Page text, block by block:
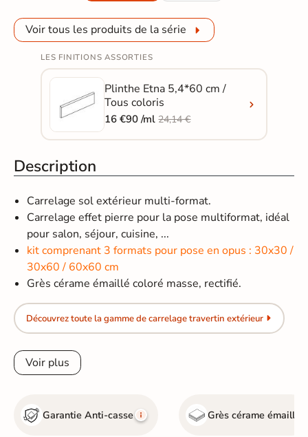
Voir tous les produits de la série
LES FINITIONS ASSORTIES
Plinthe Etna 5,4*60 cm /
Tous coloris
16 €90 /ml24,14 €
Description
Carrelage sol extérieur multi-format.
Carrelage effet pierre pour la pose multiformat, idéal
pour salon, séjour, cuisine, ...
kit comprenant 3 formats pour pose en opus : 30x30 /
30x60 / 60x60 cm
Grès cérame émaillé coloré masse, rectifié.
Découvrez toute la gamme de carrelage travertin extérieur
Voir plus
Garantie Anti-casse Grès cérame émaillé